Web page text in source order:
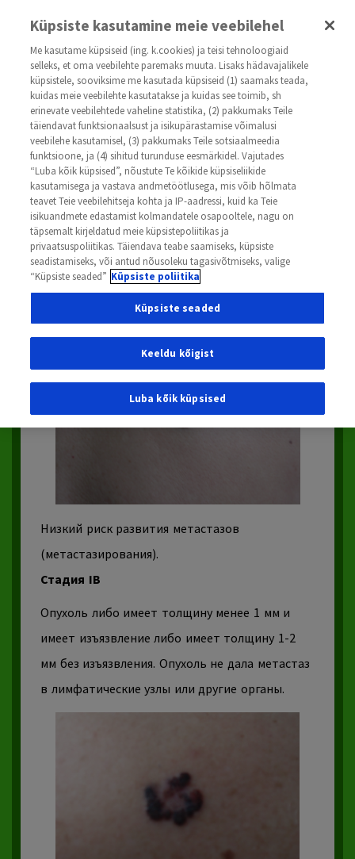
Распространение и стадии
Стадия IA
Толщина опухоли меньше 1 мм. Наружный cлой
кожи (эпидермис) здоров. Опухоль не дала
метастазов в лимфатические узлы
или
другие органы.
Низкий риск развития метастазов
(метастазирования).
Стадия IB
Опухоль либо имеет толщину менее 1 мм и
имеет изъязвление либо имеет толщину 1-2
мм без изъязвления. Опухоль не дала метастаз
в лимфатические узлы или другие органы.
kasvaja.net
Küpsiste kasutamine meie veebilehel
Me kasutame küpsiseid (ing. k.cookies) ja teisi tehnoloogiaid
selleks, et oma veebilehte paremaks muuta. Lisaks hädavajalikele
küpsistele, sooviksime me kasutada küpsiseid (1) saamaks teada,
kuidas meie veebilehte kasutatakse ja kuidas see toimib, sh
erinevate veebilehtede vaheline statistika, (2) pakkumaks Teile
täiendavat funktsionaalsust ja isikupärastamise võimalusi
veebilehe kasutamisel, (3) pakkumaks Teile sotsiaalmeedia
funktsioone, ja (4) sihitud turunduse eesmärkidel. Vajutades
“Luba kõik küpsised”, nõustute Te kõikide küpsiseliikide
kasutamisega ja vastava andmetöötlusega, mis võib hõlmata
teavet Teie veebilehitseja kohta ja IP-aadressi, kuid ka Teie
isikuandmete edastamist kolmandatele osapooltele, nagu on
täpsemalt kirjeldatud meie küpsistepoliitikas ja
privaatsuspoliitikas. Täiendava teabe saamiseks, küpsiste
seadistamiseks, või antud nõusoleku tagasivõtmiseks, valige
“Küpsiste seaded” Küpsiste poliitika
Küpsiste seaded
Keeldu kõigist
Luba kõik küpsised